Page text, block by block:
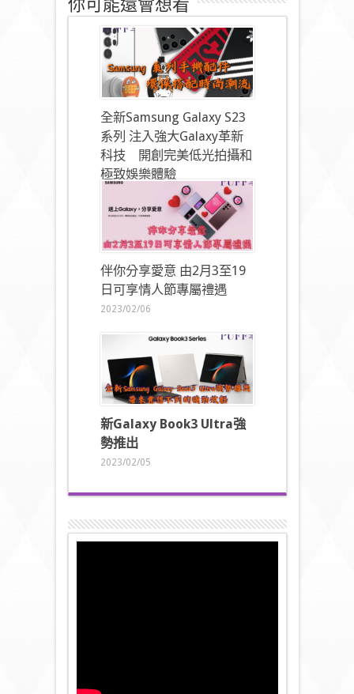
你可能還會想看
全新Samsung Galaxy S23
系列 注入強大Galaxy革新
科技 開創完美低光拍攝和
極致娛樂體驗
伴你分享愛意 由2月3至19
日可享情人節專屬禮遇
2023/02/06
新Galaxy Book3 Ultra強
勢推出
2023/02/05